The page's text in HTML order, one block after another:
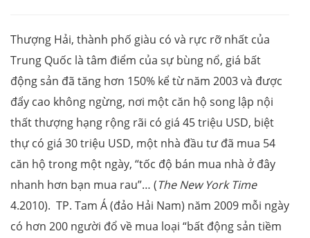
Thượng Hải, thành phố giàu có và rực rỡ nhất của
Trung Quốc là tâm điểm của sự bùng nổ, giá bất
động sản đã tăng hơn 150% kể từ năm 2003 và được
đẩy cao không ngừng, nơi một căn hộ song lập nội
thất thượng hạng rộng rãi có giá 45 triệu USD, biệt
thự có giá 30 triệu USD, một nhà đầu tư đã mua 54
căn hộ trong một ngày, “tốc độ bán mua nhà ở đây
nhanh hơn bạn mua rau”… (The New York Time
4.2010). TP. Tam Á (đảo Hải Nam) năm 2009 mỗi ngày
có hơn 200 người đổ về mua loại “bất động sản tiềm